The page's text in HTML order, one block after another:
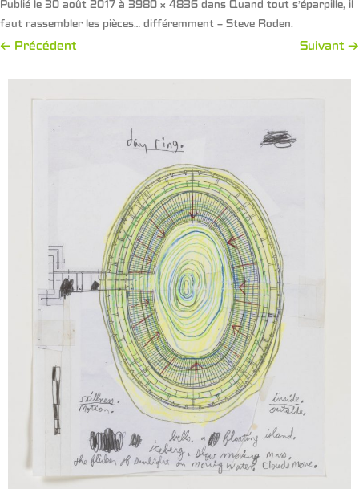
Publié le 30 août 2017 à 3980 × 4836 dans Quand tout s’éparpille, il
faut rassembler les pièces… différemment – Steve Roden.
← Précédent Suivant →